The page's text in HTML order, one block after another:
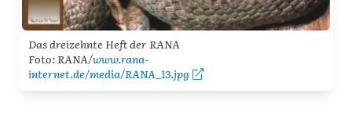
Das dreizehnte Heft der RANA
Foto: RANA/www.rana-
internet.de/media/RANA_13.jpg